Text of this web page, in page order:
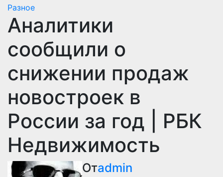
Разное
Аналитики
сообщили о
снижении продаж
новостроек в
России за год | РБК
Недвижимость
Отadmin